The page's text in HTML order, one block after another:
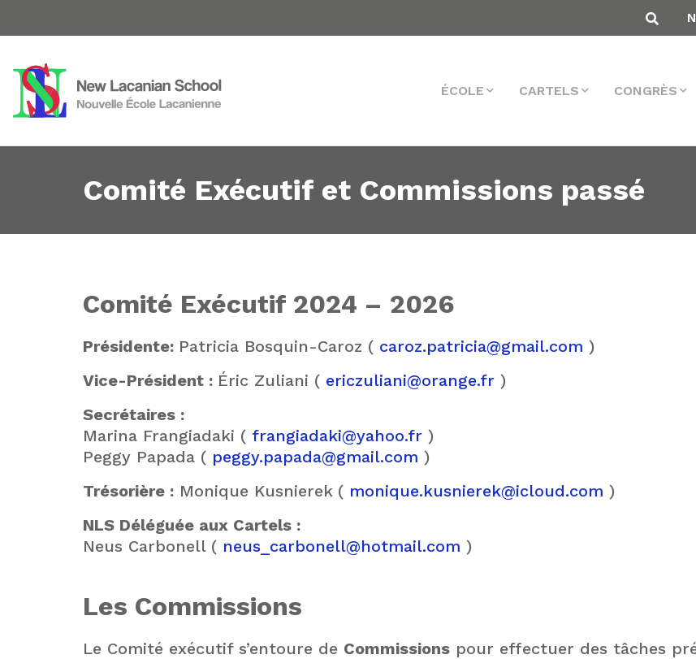
ÉCOLE CARTELS CONGRÈS
Comité Exécutif et Commissions passé
Comité Exécutif 2024 – 2026
Présidente: Patricia Bosquin-Caroz ( caroz.patricia@gmail.com )
Vice-Président : Éric Zuliani ( ericzuliani@orange.fr )
Secrétaires :
Marina Frangiadaki ( frangiadaki@yahoo.fr )
Peggy Papada ( peggy.papada@gmail.com )
Trésorière : Monique Kusnierek ( monique.kusnierek@icloud.com )
NLS Déléguée aux Cartels :
Neus Carbonell ( neus_carbonell@hotmail.com )
Les Commissions
Le Comité exécutif s’entoure de Commissions pour effectuer des tâches